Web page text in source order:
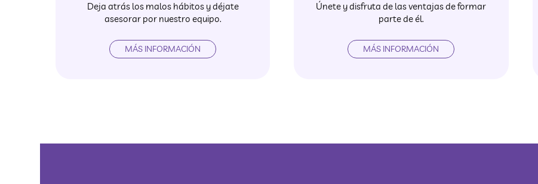
Deja atrás los malos hábitos y déjate
asesorar por nuestro equipo.
MÁS INFORMACIÓN
Únete y disfruta de las ventajas de formar
parte de él.
MÁS INFORMACIÓN